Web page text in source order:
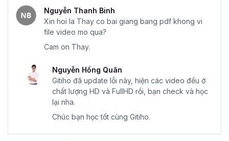
Nguyễn Thanh Binh
Xin hoi la Thay co bai giang bang pdf khong vi
file video mo qua?
Cam on Thay.
Nguyễn Hồng Quân
Gitiho đã update lỗi này, hiện các video đều ở
chất lượng HD và FullHD rồi, bạn check và học
lại nha.
Chúc bạn học tốt cùng Gitiho.